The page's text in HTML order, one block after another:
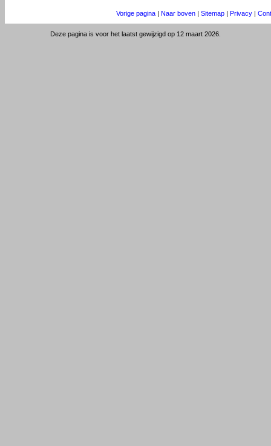
Vorige pagina | Naar boven | Sitemap | Privacy |
Deze pagina is voor het laatst gewijzigd op 12 maart 2026.